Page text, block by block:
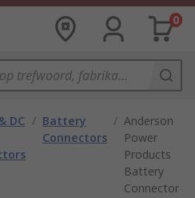
0
DC / Battery
Connectors
/ Anderson
Power
Products
Battery
Connectors